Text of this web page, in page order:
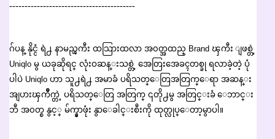
-----------------------------------------
ဂ်ပန္ နိုင္ငံ ရဲ႕ နာမည္ၾကီး ထသြားထလာ အ၀တ္အထည္ Brand ၾကီး ျဖစ္တဲ့
Uniqlo မွ ယခုဆိုရင္ လုံးဝဆန္းသစ္တဲ့ အေတြးအေခၚတစ္ခု ရလာခဲ့တဲ့ ပုံ
ပါပဲ Uniqlo ဟာ သူ႕ရဲ႕ အမာခံ ပရိသတ္ေတြအတြက္ေရာ အဆန္း
အျပားၾကိဳက္တဲ့ ပရိသတ္ေတြ အတြက္ ၎တို႕မွ အတြင္းခံ ေဘာင္း
ဘီ အ၀တ္စ နွင့္ မ်က္နွာဖုံး နွာေခါင္းစီးကို ထုတ္လုပ္ေတာ့မွာပါ။